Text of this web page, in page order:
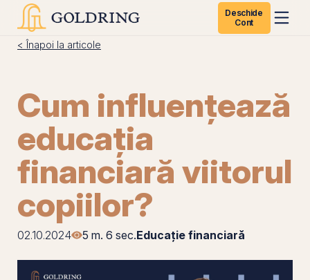
Deschide
Cont
< Înapoi la articole
Cum influențează
educația
financiară viitorul
copiilor?
02.10.2024 5 m. 6 sec.Educație financiară